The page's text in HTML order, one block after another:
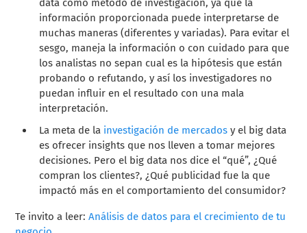
data como método de investigación, ya que la
información proporcionada puede interpretarse de
muchas maneras (diferentes y variadas). Para evitar el
sesgo, maneja la información o con cuidado para que
los analistas no sepan cual es la hipótesis que están
probando o refutando, y así los investigadores no
puedan influir en el resultado con una mala
interpretación.
La meta de la investigación de mercados y el big data
es ofrecer insights que nos lleven a tomar mejores
decisiones. Pero el big data nos dice el “qué”, ¿Qué
compran los clientes?, ¿Qué publicidad fue la que
impactó más en el comportamiento del consumidor?
Te invito a leer:Análisis de datos para el crecimiento de tu